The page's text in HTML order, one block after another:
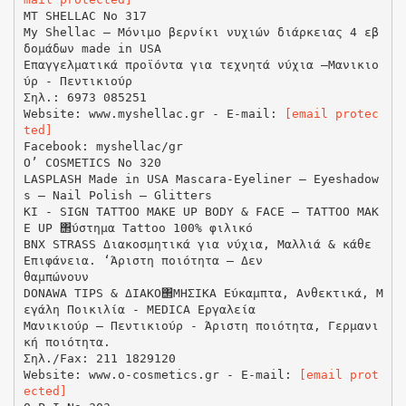
MΤ SHELLAC No 317
My Shellac – Μόνιμο βερνίκι νυχιών διάρκειας 4 εβ
δομάδων made in USA
Επαγγελματικά προϊόντα για τεχνητά νύχια –Μανικιο
ύρ - Πεντικιούρ
Σηλ.: 6973 085251
Website: www.myshellac.gr - E-mail:
[email protec
ted]
Facebook: myshellac/gr
O’ COSMETICS No 320
LASPLASH Made in USA Mascara-Eyeliner – Eyeshadow
s – Nail Polish – Glitters
KI - SIGN TATTOO MAKE UP BODY & FACE – TATTOO MAK
E UP ΢ύστημα Tattoo 100% φιλικό
BNX STRASS Διακοσμητικά για νύχια, Μαλλιά & κάθε
Επιφάνεια. ‘Άριστη ποιότητα – Δεν
θαμπώνουν
DONAWA TIPS & ΔΙΑΚΟ΢ΜΗΣΙΚΑ Εύκαμπτα, Ανθεκτικά, Μ
εγάλη Ποικιλία - MEDICA Εργαλεία
Μανικιούρ – Πεντικιούρ - Άριστη ποιότητα, Γερμανι
κή ποιότητα.
Σηλ./Fax: 211 1829120
Website: www.o-cosmetics.gr - E-mail:
[email prot
ected]